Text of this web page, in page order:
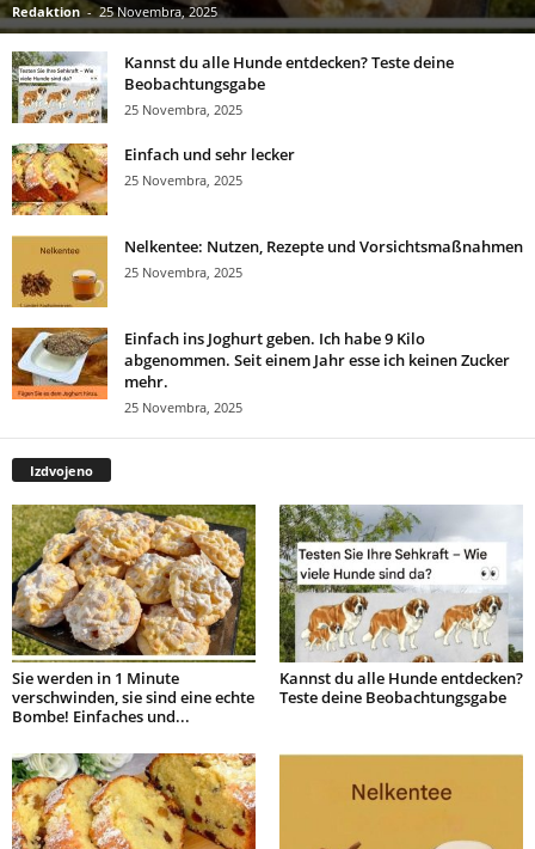
Redaktion - 25 Novembra, 2025
Kannst du alle Hunde entdecken? Teste deine
Beobachtungsgabe
25 Novembra, 2025
Einfach und sehr lecker
25 Novembra, 2025
Nelkentee: Nutzen, Rezepte und Vorsichtsmaßnahmen
25 Novembra, 2025
Einfach ins Joghurt geben. Ich habe 9 Kilo
abgenommen. Seit einem Jahr esse ich keinen Zucker
mehr.
25 Novembra, 2025
Izdvojeno
Sie werden in 1 Minute
verschwinden, sie sind eine echte
Bombe! Einfaches und...
Kannst du alle Hunde entdecken?
Teste deine Beobachtungsgabe